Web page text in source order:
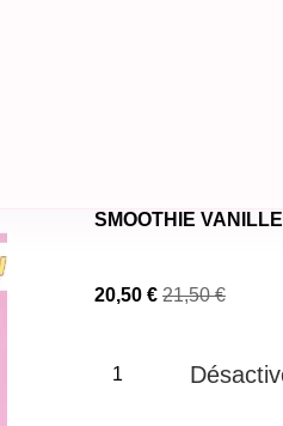
SMOOTHIE
20,50 € 21,50 €